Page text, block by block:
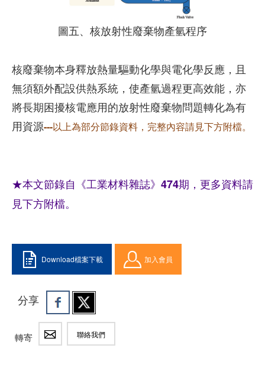
圖五、核放射性廢棄物產氫程序
核廢棄物本身釋放熱量驅動化學與電化學反應，且
無須額外配設供熱系統，使產氫過程更高效能，亦
將長期困擾核電應用的放射性廢棄物問題轉化為有
用資源---以上為部分節錄資料，完整內容請見下方附檔。
★本文節錄自《工業材料雜誌》474期，更多資料請
見下方附檔。
Download檔案下載 加入會員
分享
轉寄 聯絡我們